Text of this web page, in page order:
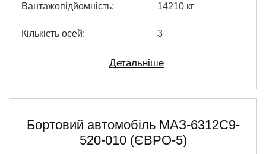
Вантажопідйомність 14210 кг
Кількість осей 3
Детальніше
Бортовий автомобіль МАЗ-6312С9-
520-010 (ЄВРО-5)